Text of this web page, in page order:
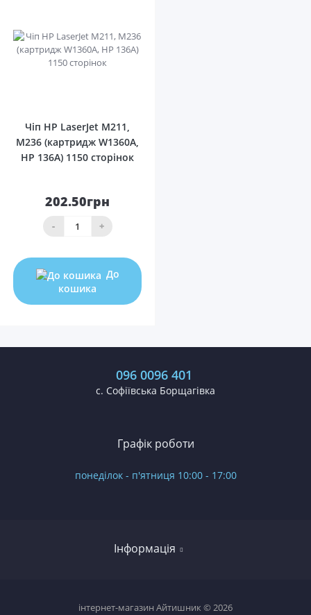
Чіп HP LaserJet M211,
M236 (картридж W1360A,
HP 136A) 1150 сторінок
202.50грн
- +
До
кошика
096 0096 401
с. Софіївська Борщагівка
Інформація
Огляди
Графік роботи
понеділок - п'ятниця 10:00 - 17:00
інтернет-магазин Айтишник © 2026